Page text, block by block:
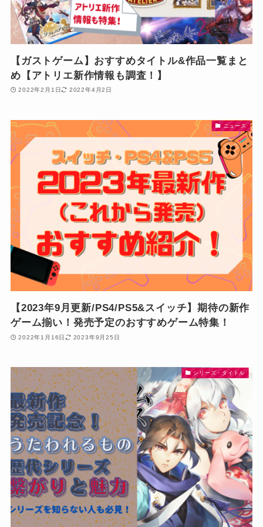
【ガストゲーム】おすすめタイトル&作品一覧まと
め【アトリエ新作情報も調査！】
2022年2月1日 2022年4月2日
ニュース
【2023年9月更新/PS4/PS5&スイッチ】期待の新作
ゲーム揃い！発売予定のおすすめゲーム特集！
2022年1月16日 2023年9月25日
シリーズ・タイトル